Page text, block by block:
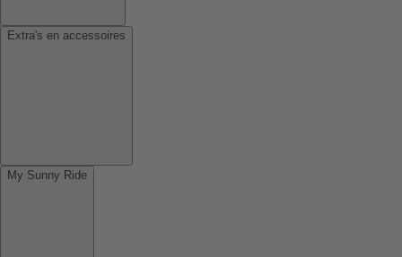
Extra's en accessoires
My Sunny Ride